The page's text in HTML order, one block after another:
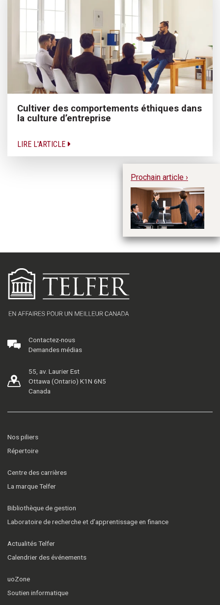
Cultiver des comportements éthiques dans
la culture d’entreprise
LIRE L'ARTICLE
Prochain article ›
Contactez-nous
Demandes médias
55, av. Laurier Est
Ottawa (Ontario) K1N 6N5
Canada
Nos piliers
Répertoire
Centre des carrières
La marque Telfer
Bibliothèque de gestion
Laboratoire de recherche et d’apprentissage en finance
Actualités Telfer
Calendrier des événements
uoZone
Soutien informatique